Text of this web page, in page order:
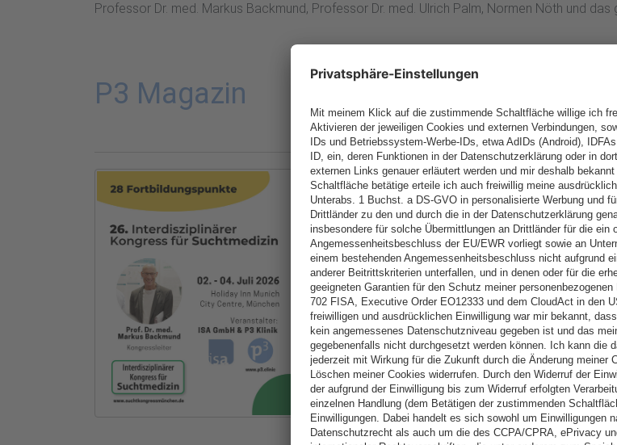
Professor Dr. med. Markus Backmund, Professor Dr. med. Ulrich Palm, Normen Nöth und das
P3 Magazin
28 !!!
Fortbildungspunkte vergibt die Bayrische
Wir freuen uns auf Sie beim 26. Interdisziplinären
Anmeldung unter:www.suchtkongressmünchen.de